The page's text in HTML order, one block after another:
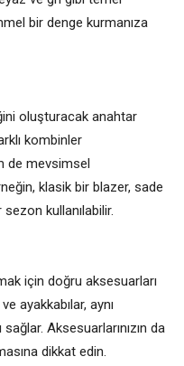
bir denge kurmanıza
oluşturacak anahtar
kombinler
de mevsimsel
klasik bir blazer, sade
kullanılabilir.
için doğru aksesuarları
ayakkabılar, aynı
Aksesuarlarınızın da
dikkat edin.